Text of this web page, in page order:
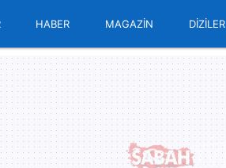
HABER MAGAZİN DİZİLER